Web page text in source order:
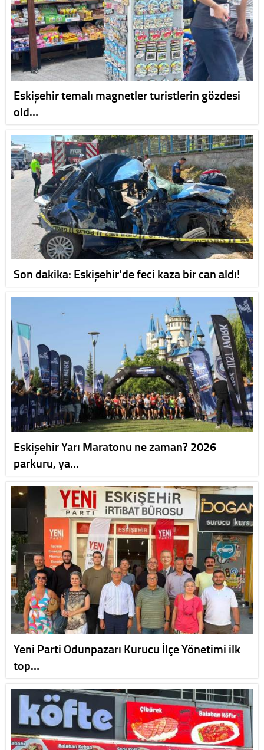
Eskişehir temalı magnetler turistlerin gözdesi
old…
Son dakika: Eskişehir'de feci kaza bir can aldı!
Eskişehir Yarı Maratonu ne zaman? 2026
parkuru, ya…
Yeni Parti Odunpazarı Kurucu İlçe Yönetimi ilk
top…